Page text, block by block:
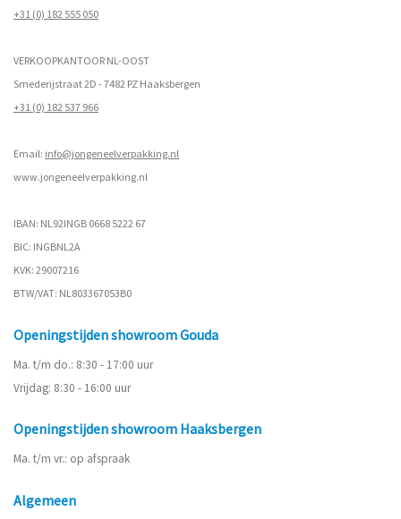
+31 (0) 182 555 050
VERKOOPKANTOOR NL-OOST
Smederijstraat 2D - 7482 PZ Haaksbergen
+31 (0) 182 537 966
Email: info@jongeneelverpakking.nl
www.jongeneelverpakking.nl
IBAN: NL92INGB 0668 5222 67
BIC: INGBNL2A
KVK: 29007216
BTW/VAT: NL803367053B0
Openingstijden showroom Gouda
Ma. t/m do.: 8:30 - 17:00 uur
Vrijdag: 8:30 - 16:00 uur
Openingstijden showroom Haaksbergen
Ma. t/m vr.: op afspraak
Algemeen